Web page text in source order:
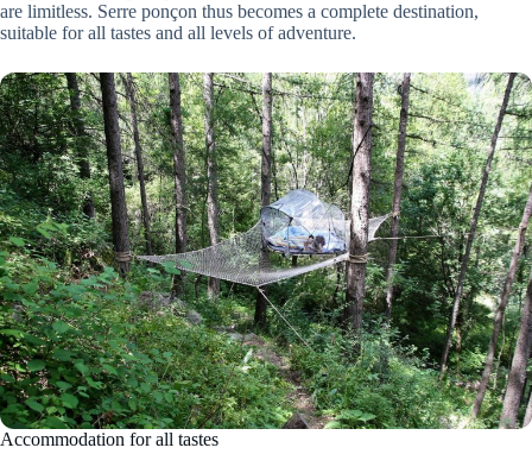
are limitless. Serre ponçon thus becomes a complete destination,
suitable for all tastes and all levels of adventure.
Accommodation for all tastes